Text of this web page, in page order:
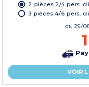
2 pièces 2/4 pers.
3 pièces 4/6 pers.
du 29/
VOIR